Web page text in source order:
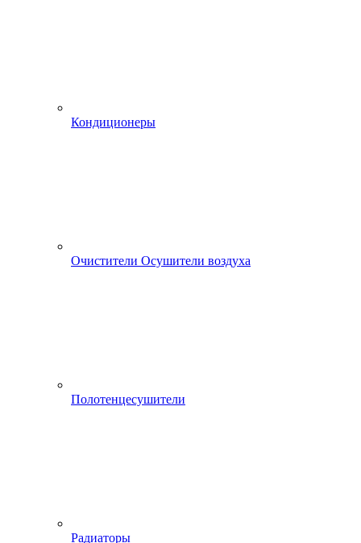
Кондиционеры
Очистители Осушители воздуха
Полотенцесушители
Радиаторы